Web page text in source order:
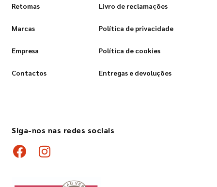
Retomas
Marcas
Empresa
Contactos
Livro de reclamações
Política de privacidade
Política de cookies
Entregas e devoluções
Siga-nos nas redes sociais